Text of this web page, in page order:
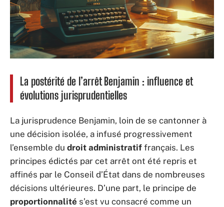
La postérité de l’arrêt Benjamin : influence et
évolutions jurisprudentielles
La jurisprudence Benjamin, loin de se cantonner à
une décision isolée, a infusé progressivement
l’ensemble du droit administratif français. Les
principes édictés par cet arrêt ont été repris et
affinés par le Conseil d’État dans de nombreuses
décisions ultérieures. D’une part, le principe de
proportionnalité s’est vu consacré comme un